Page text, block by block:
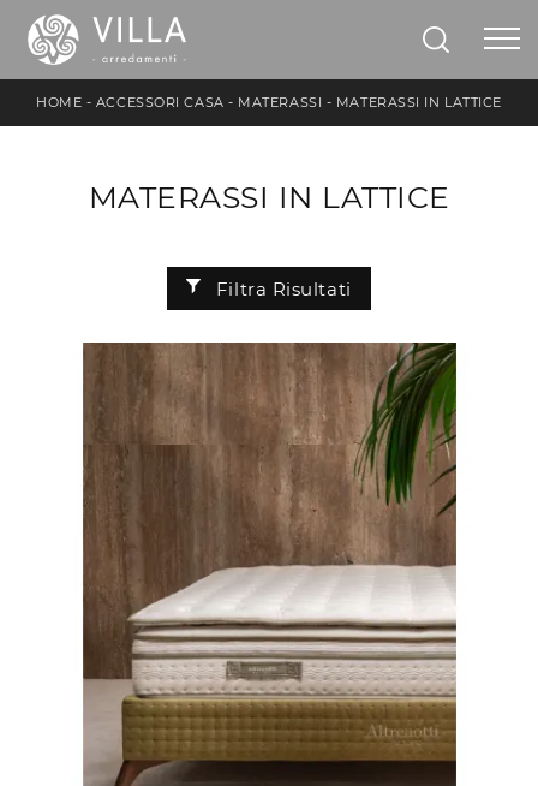
HOME - ACCESSORI CASA - MATERASSI - MATERASSI IN LATTICE
MATERASSI IN LATTICE
Filtra Risultati